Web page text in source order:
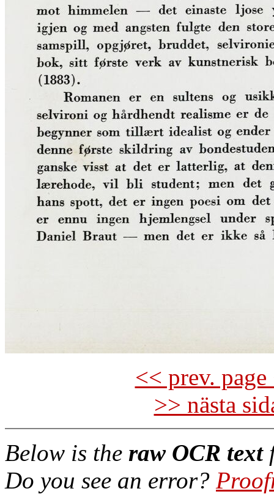
<< prev.
>> nästa
Below is the raw OCR text
Do you see an error?